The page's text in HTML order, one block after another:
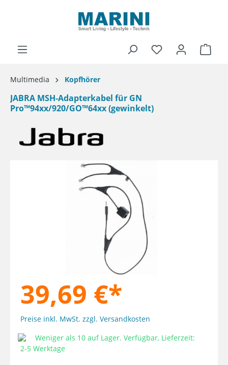
Multimedia Kopfhörer
JABRA MSH-Adapterkabel für GN
Pro™94xx/920/GO™64xx (gewinkelt)
Bildergalerie überspringen
39,69 €*
Preise inkl. MwSt. zzgl. Versandkosten
Weniger als 10 auf Lager. Verfügbar, Lieferzeit:
2-5 Werktage